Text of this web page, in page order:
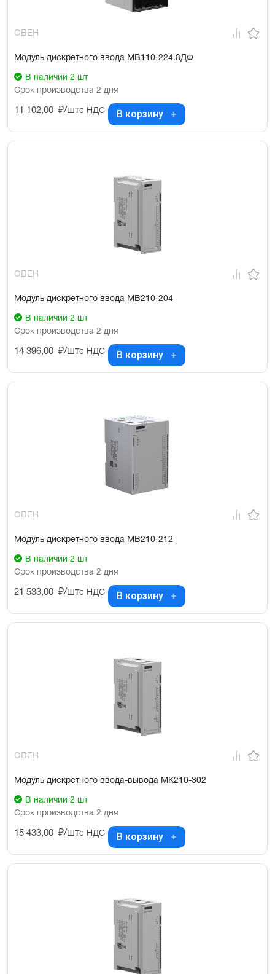
ОВЕН
Модуль дискретного ввода МВ110-224.8ДФ
В наличии 2 шт
Срок производства 2 дня
11 102,00 ₽/штс НДС В корзину
ОВЕН
Модуль дискретного ввода МВ210-204
В наличии 2 шт
Срок производства 2 дня
14 396,00 ₽/штс НДС В корзину
ОВЕН
Модуль дискретного ввода МВ210-212
В наличии 2 шт
Срок производства 2 дня
21 533,00 ₽/штс НДС В корзину
ОВЕН
Модуль дискретного ввода-вывода МК210-302
В наличии 2 шт
Срок производства 2 дня
15 433,00 ₽/штс НДС В корзину